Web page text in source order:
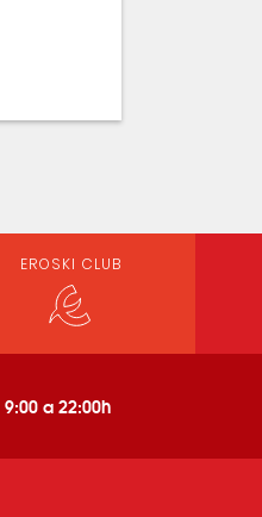
EROSKI CLUB
9:00 a 22:00h